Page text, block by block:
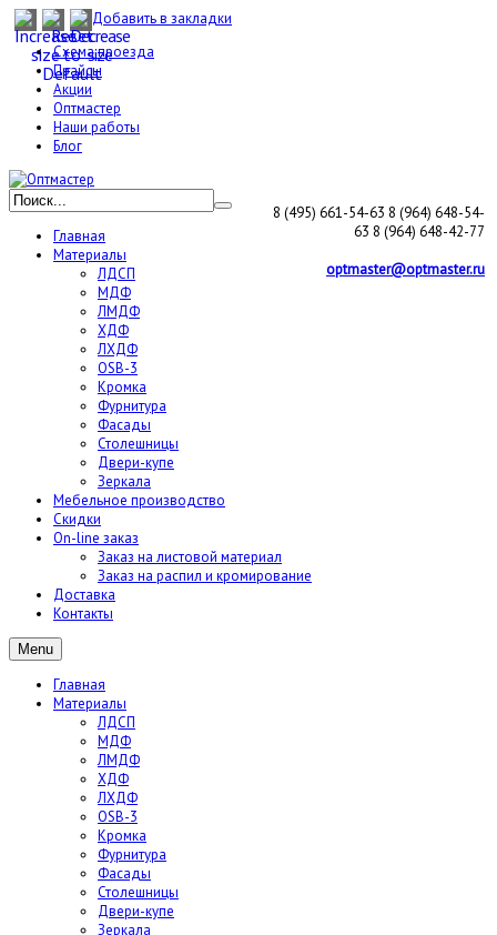
Добавить в закладки
Схема проезда
Прайсы
Акции
Оптмастер
Наши работы
Блог
8 (495) 661-54-63 8 (964) 648-54-
63 8 (964) 648-42-77
optmaster@optmaster.ru
Главная
Материалы
ЛДСП
МДФ
ЛМДФ
ХДФ
ЛХДФ
OSB-3
Кромка
Фурнитура
Фасады
Столешницы
Двери-купе
Зеркала
Мебельное производство
Скидки
On-line заказ
Заказ на листовой материал
Заказ на распил и кромирование
Доставка
Контакты
Menu
Главная
Материалы
ЛДСП
МДФ
ЛМДФ
ХДФ
ЛХДФ
OSB-3
Кромка
Фурнитура
Фасады
Столешницы
Двери-купе
Зеркала